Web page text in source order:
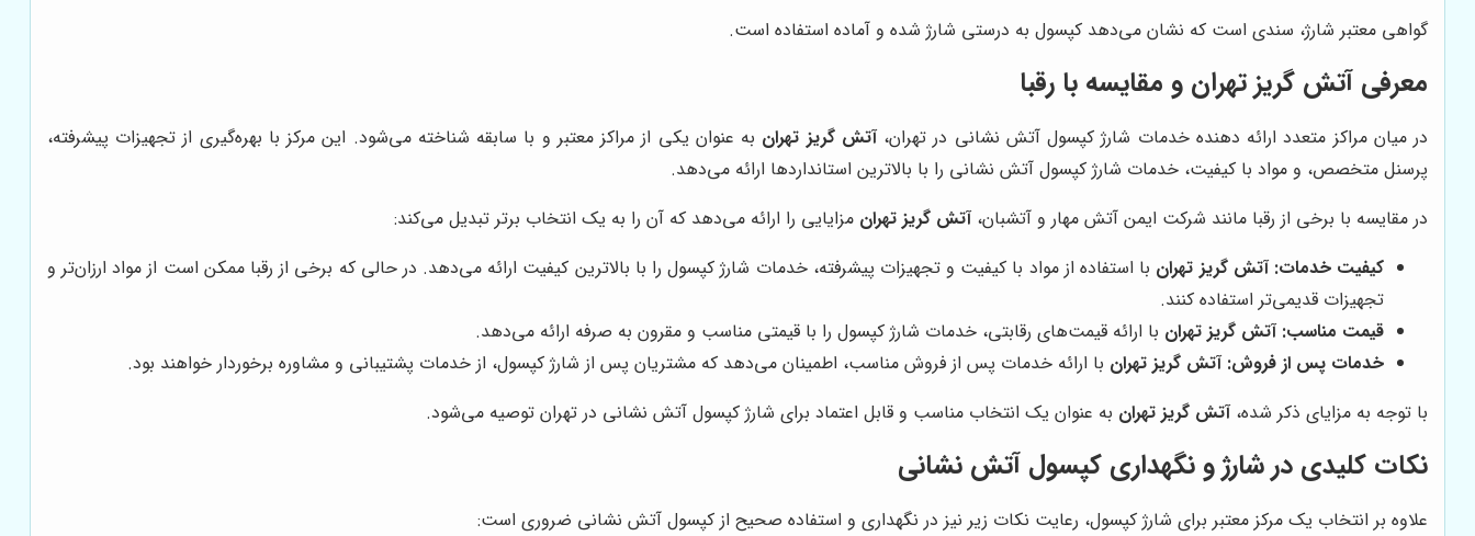
گواهی معتبر شارژ، سندی است که نشان می‌دهد کپسول به درستی شارژ شده و آماده استفاده است.
معرفی آتش گریز تهران و مقایسه با رقبا
در میان مراکز متعدد ارائه دهنده خدمات شارژ کپسول آتش نشانی در تهران،آتش گریز تهران به عنوان یکی از مراکز معتبر و با سابقه شناخته می‌شود. این مرکز با بهره‌گیری از تجهیزات پیشرفته،
پرسنل متخصص، و مواد با کیفیت، خدمات شارژ کپسول آتش نشانی را با بالاترین استانداردها ارائه می‌دهد.
در مقایسه با برخی از رقبا مانند شرکت ایمن آتش مهار و آتشبان،آتش گریز تهران مزایایی را ارائه می‌دهد که آن را به یک انتخاب برتر تبدیل می‌کند:
کیفیت خدمات: آتش گریز تهران با استفاده از مواد با کیفیت و تجهیزات پیشرفته، خدمات شارژ کپسول را با بالاترین کیفیت ارائه می‌دهد. در حالی که برخی از رقبا ممکن است از مواد ارزان‌تر و
تجهیزات قدیمی‌تر استفاده کنند.
قیمت مناسب: آتش گریز تهران با ارائه قیمت‌های رقابتی، خدمات شارژ کپسول را با قیمتی مناسب و مقرون به صرفه ارائه می‌دهد.
خدمات پس از فروش: آتش گریز تهران با ارائه خدمات پس از فروش مناسب، اطمینان می‌دهد که مشتریان پس از شارژ کپسول، از خدمات پشتیبانی و مشاوره برخوردار خواهند بود.
با توجه به مزایای ذکر شده،آتش گریز تهران به عنوان یک انتخاب مناسب و قابل اعتماد برای شارژ کپسول آتش نشانی در تهران توصیه می‌شود.
نکات کلیدی در شارژ و نگهداری کپسول آتش نشانی
علاوه بر انتخاب یک مرکز معتبر برای شارژ کپسول، رعایت نکات زیر نیز در نگهداری و استفاده صحیح از کپسول آتش نشانی ضروری است: